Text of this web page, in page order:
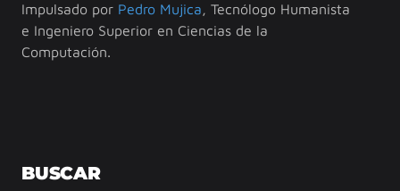
Impulsado por Pedro Mujica, Tecnólogo Humanista
e Ingeniero Superior en Ciencias de la
Computación.
BUSCAR